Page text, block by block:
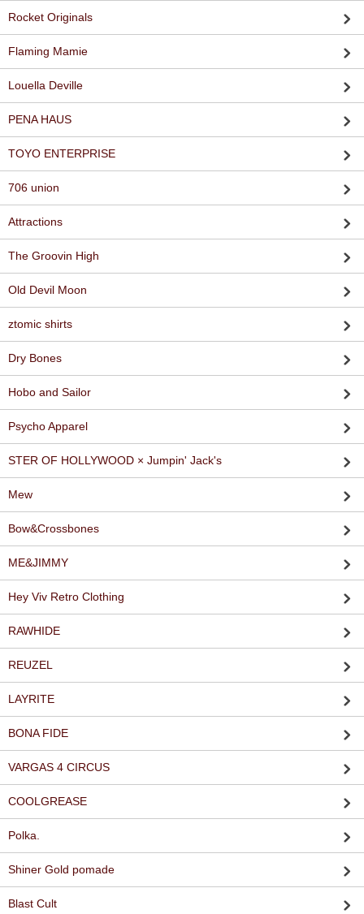
Rocket Originals
Flaming Mamie
Louella Deville
PENA HAUS
TOYO ENTERPRISE
706 union
Attractions
The Groovin High
Old Devil Moon
ztomic shirts
Dry Bones
Hobo and Sailor
Psycho Apparel
STER OF HOLLYWOOD × Jumpin' Jack's
Mew
Bow&Crossbones
ME&JIMMY
Hey Viv Retro Clothing
RAWHIDE
REUZEL
LAYRITE
BONA FIDE
VARGAS 4 CIRCUS
COOLGREASE
Polka.
Shiner Gold pomade
Blast Cult